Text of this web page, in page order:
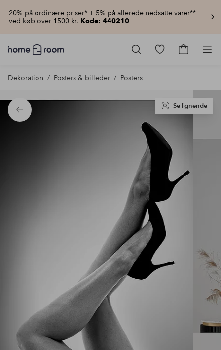
20% på ordinære priser* + 5% på allerede nedsatte varer**
ved køb over 1500 kr. Kode: 440210
Homeroom
–
hjemmet
pris
Gå
Gå
Dekoration Posters & billeder Posters
Tilbage
Se lignende